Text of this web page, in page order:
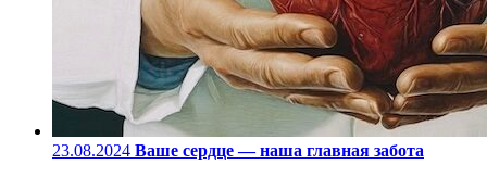
23.08.2024 Ваше сердце — наша главная забота